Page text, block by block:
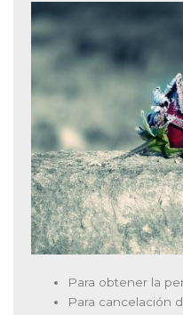
Para obtener la
Para cancelación